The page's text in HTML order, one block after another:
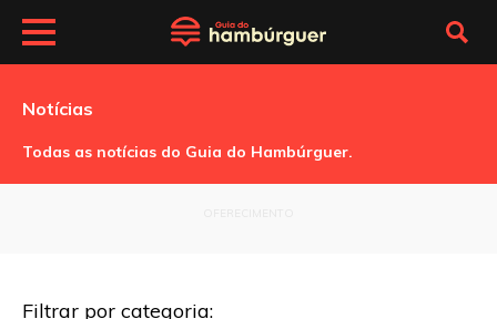
Notícias
Todas as notícias do Guia do Hambúrguer.
Filtrar por categoria: